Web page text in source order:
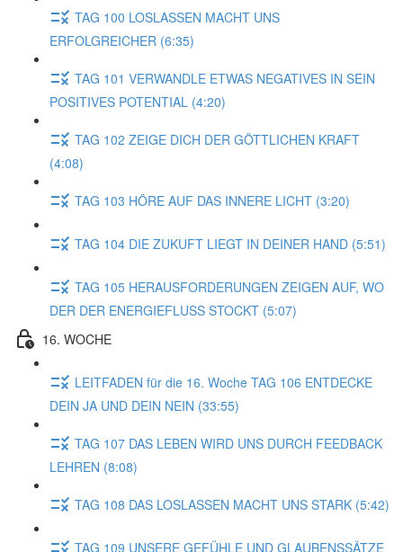
TAG 100 LOSLASSEN MACHT UNS
ERFOLGREICHER (6:35)
TAG 101 VERWANDLE ETWAS NEGATIVES IN SEIN
POSITIVES POTENTIAL (4:20)
TAG 102 ZEIGE DICH DER GÖTTLICHEN KRAFT
(4:08)
TAG 103 HÖRE AUF DAS INNERE LICHT (3:20)
TAG 104 DIE ZUKUFT LIEGT IN DEINER HAND (5:51)
TAG 105 HERAUSFORDERUNGEN ZEIGEN AUF, WO
DER DER ENERGIEFLUSS STOCKT (5:07)
16. WOCHE
LEITFADEN für die 16. Woche TAG 106 ENTDECKE
DEIN JA UND DEIN NEIN (33:55)
TAG 107 DAS LEBEN WIRD UNS DURCH FEEDBACK
LEHREN (8:08)
TAG 108 DAS LOSLASSEN MACHT UNS STARK (5:42)
TAG 109 UNSERE GEFÜHLE UND GLAUBENSSÄTZE